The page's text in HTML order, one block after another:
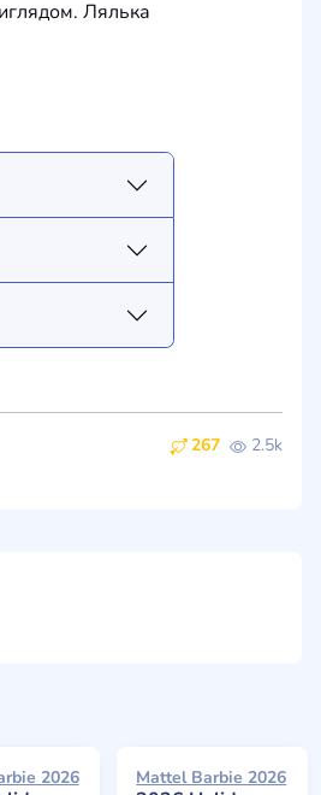
Лялька
267 2.5k
2026 Mattel Barbie 2026